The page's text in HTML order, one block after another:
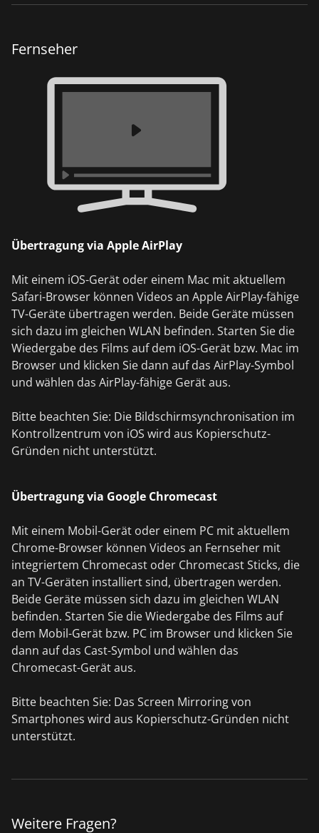
Fernseher
Übertragung via Apple AirPlay
Mit einem iOS-Gerät oder einem Mac mit aktuellem
Safari-Browser können Videos an Apple AirPlay-fähige
TV-Geräte übertragen werden. Beide Geräte müssen
sich dazu im gleichen WLAN befinden. Starten Sie die
Wiedergabe des Films auf dem iOS-Gerät bzw. Mac im
Browser und klicken Sie dann auf das AirPlay-Symbol
und wählen das AirPlay-fähige Gerät aus.
Bitte beachten Sie: Die Bildschirmsynchronisation im
Kontrollzentrum von iOS wird aus Kopierschutz-
Gründen nicht unterstützt.
Übertragung via Google Chromecast
Mit einem Mobil-Gerät oder einem PC mit aktuellem
Chrome-Browser können Videos an Fernseher mit
integriertem Chromecast oder Chromecast Sticks, die
an TV-Geräten installiert sind, übertragen werden.
Beide Geräte müssen sich dazu im gleichen WLAN
befinden. Starten Sie die Wiedergabe des Films auf
dem Mobil-Gerät bzw. PC im Browser und klicken Sie
dann auf das Cast-Symbol und wählen das
Chromecast-Gerät aus.
Bitte beachten Sie: Das Screen Mirroring von
Smartphones wird aus Kopierschutz-Gründen nicht
unterstützt.
Weitere Fragen?